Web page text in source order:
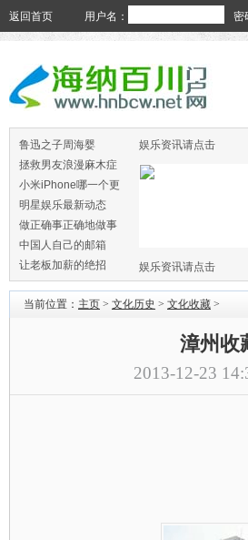
返回首页 用户名： 密
鲁迅之子周海婴
拯救男友浪漫麻木症
小米iPhone哪一个更
火
明星娱乐最新动态
做正确事正确地做事
中国人自己的邮箱
让老板加薪的绝招
娱乐资讯请点击
娱乐资讯请点击
当前位置： 主页 > 文化历史 > 文化收藏 >
漳州收
2013-12-23